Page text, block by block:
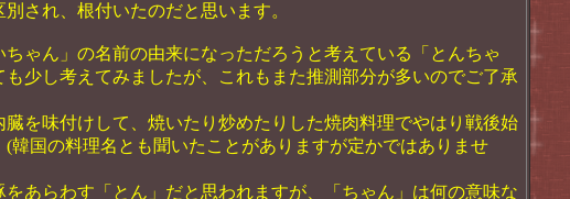
され、根付いたのだと思います。
ゃん」の名前の由来になっただろうと考えている「とんちゃ
少し考えてみましたが、これもまた推測部分が多いのでご了承
臓を味付けして、焼いたり炒めたりした焼肉料理でやはり戦後始
(韓国の料理名とも聞いたことがありますが定かではありませ
あらわす「とん」だと思われますが、「ちゃん」は何の意味な